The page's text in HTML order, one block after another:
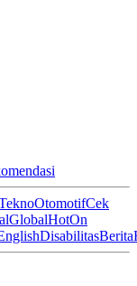
OtomotifCek
GlobalHotOn
DisabilitasBerita